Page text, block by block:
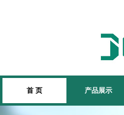
首 页 产品展示